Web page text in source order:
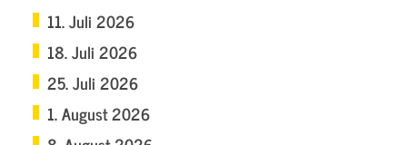
11. Juli 2026
18. Juli 2026
25. Juli 2026
1. August 2026